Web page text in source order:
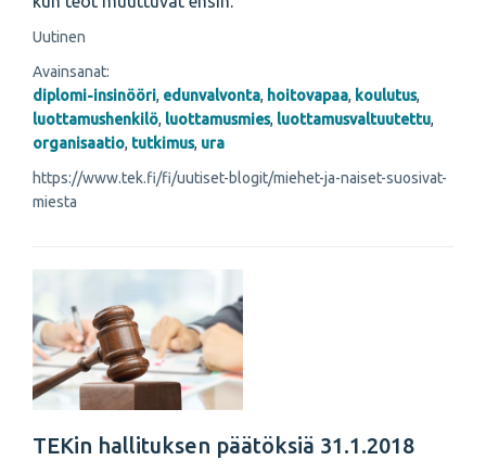
Uutinen
Avainsanat:
diplomi-insinööri, edunvalvonta, hoitovapaa, koulutus,
luottamushenkilö, luottamusmies, luottamusvaltuutettu,
organisaatio, tutkimus, ura
https://www.tek.fi/fi/uutiset-blogit/miehet-ja-naiset-suosivat-
miesta
TEKin hallituksen päätöksiä 31.1.2018